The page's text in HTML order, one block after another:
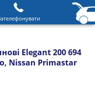
Elegant 200 694
Nissan Primastar